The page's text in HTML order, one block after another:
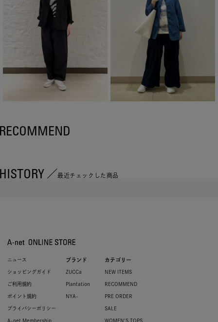
最近チェックした商品
ニュース
ショッピングガイド
ご利用規約
ポイント規約
プライバシーポリシー
A-net Membership
ブランド
ZUCCa
Plantation
NYA-
カテゴリー
NEW ITEMS
RECOMMEND
PRE ORDER
SALE
WOMEN'S TOPS